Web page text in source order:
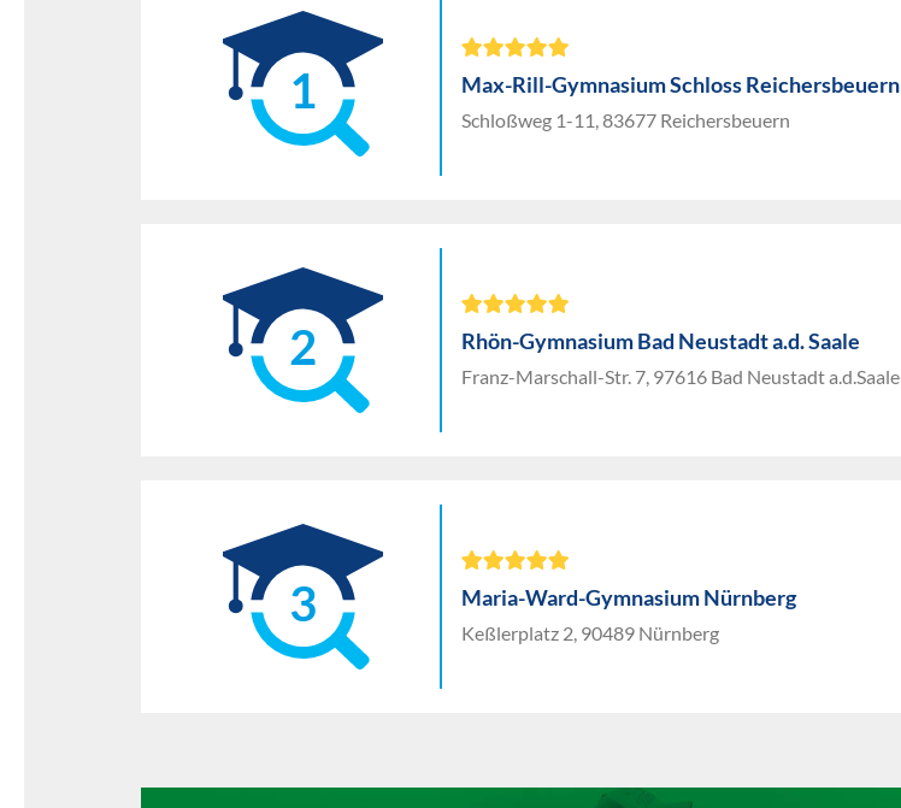
1 Max-Rill-Gymnasium Schloss Reichersbeuern
Schloßweg 1-11, 83677 Reichersbeuern
2 Rhön-Gymnasium Bad Neustadt a.d. Saale
Franz-Marschall-Str. 7, 97616 Bad Neustadt a.d.Saale
3 Maria-Ward-Gymnasium Nürnberg
Keßlerplatz 2, 90489 Nürnberg